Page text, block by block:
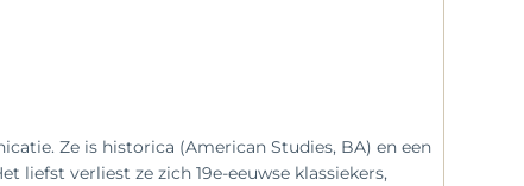
Ze is historica (American Studies, BA) en een
liefst verliest ze zich 19e-eeuwse klassiekers,